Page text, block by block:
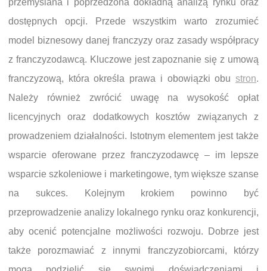
przemyślana i poprzedzona dokładną analizą rynku oraz
dostępnych opcji. Przede wszystkim warto zrozumieć
model biznesowy danej franczyzy oraz zasady współpracy
z franczyzodawcą. Kluczowe jest zapoznanie się z umową
franczyzową, która określa prawa i obowiązki obu stron.
Należy również zwrócić uwagę na wysokość opłat
licencyjnych oraz dodatkowych kosztów związanych z
prowadzeniem działalności. Istotnym elementem jest także
wsparcie oferowane przez franczyzodawcę – im lepsze
wsparcie szkoleniowe i marketingowe, tym większe szanse
na sukces. Kolejnym krokiem powinno być
przeprowadzenie analizy lokalnego rynku oraz konkurencji,
aby ocenić potencjalne możliwości rozwoju. Dobrze jest
także porozmawiać z innymi franczyzobiorcami, którzy